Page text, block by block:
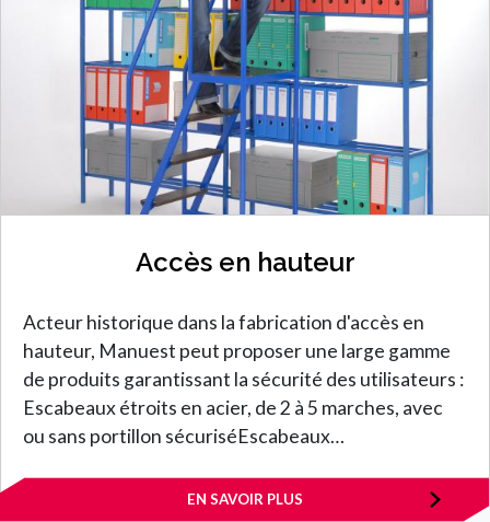
Accès en hauteur
Acteur historique dans la fabrication d'accès en
hauteur, Manuest peut proposer une large gamme
de produits garantissant la sécurité des utilisateurs :
Escabeaux étroits en acier, de 2 à 5 marches, avec
ou sans portillon sécuriséEscabeaux…
EN SAVOIR PLUS